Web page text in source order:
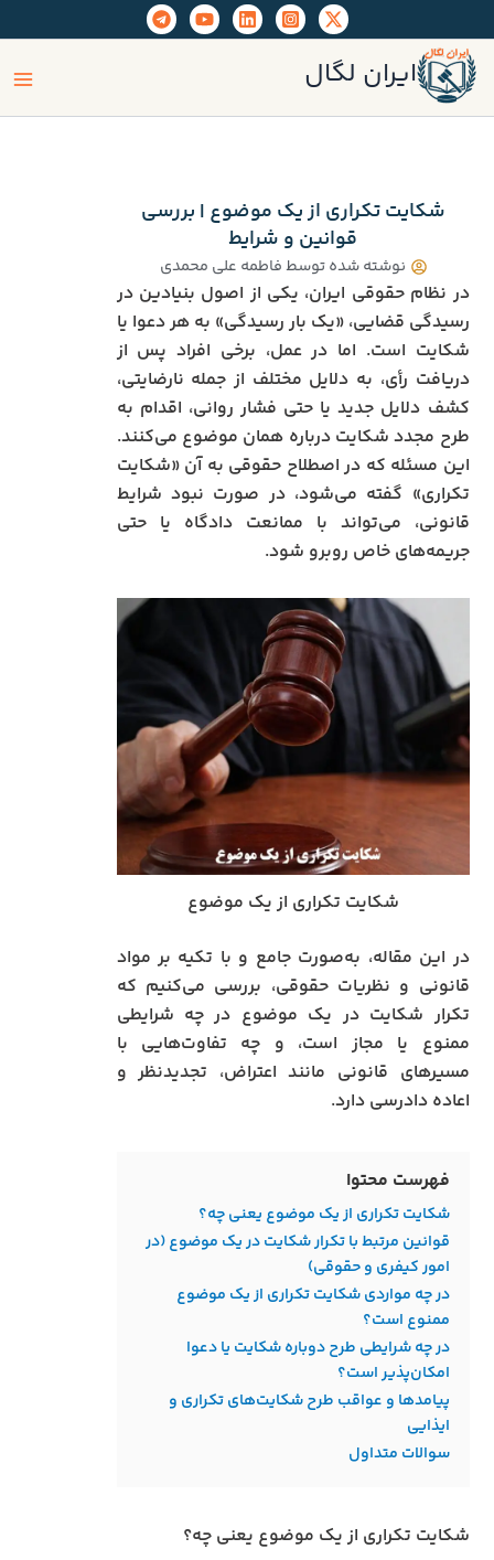
به
محتوا
ایران لگال
شکایت تکراری از یک موضوع | بررسی
قوانین و شرایط
نوشته شده توسطفاطمه علی محمدی
در نظام حقوقی ایران، یکی از اصول بنیادین در
رسیدگی قضایی، «یک‌ بار رسیدگی» به هر دعوا یا
شکایت است. اما در عمل، برخی افراد پس از
دریافت رأی، به دلایل مختلف از جمله نارضایتی،
کشف دلایل جدید یا حتی فشار روانی، اقدام به
طرح مجدد شکایت درباره همان موضوع می‌کنند.
این مسئله که در اصطلاح حقوقی به آن «شکایت
تکراری» گفته می‌شود، در صورت نبود شرایط
قانونی، می‌تواند با ممانعت دادگاه یا حتی
جریمه‌های خاص روبرو شود.
شکایت تکراری از یک موضوع
در این مقاله، به‌صورت جامع و با تکیه بر مواد
قانونی و نظریات حقوقی، بررسی می‌کنیم که
تکرار شکایت در یک موضوع در چه شرایطی
ممنوع یا مجاز است، و چه تفاوت‌هایی با
مسیرهای قانونی مانند اعتراض، تجدیدنظر و
اعاده دادرسی دارد.
فهرست محتوا
شکایت تکراری از یک موضوع یعنی چه؟
قوانین مرتبط با تکرار شکایت در یک موضوع (در
امور کیفری و حقوقی)
در چه مواردی شکایت تکراری از یک موضوع
ممنوع است؟
در چه شرایطی طرح دوباره شکایت یا دعوا
امکان‌پذیر است؟
پیامدها و عواقب طرح شکایت‌های تکراری و
ایذایی
سوالات متداول
شکایت تکراری از یک موضوع یعنی چه؟